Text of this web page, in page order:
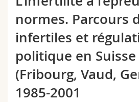
Université
Sciences économiques et
Lettres et sciences humaines
Sciences de l'éducation et de
Etudiants
Chercheurs
Annuaire du personnel
Plan d'accès
Bibliothèques
normes. Parcours
infertiles et
politique en
(Fribourg, Vaud,
1985-2001